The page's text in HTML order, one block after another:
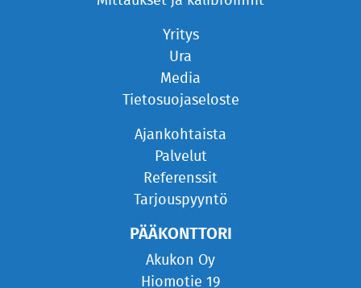
Yritys
Ura
Media
Tietosuojaseloste
Ajankohtaista
Palvelut
Referenssit
Tarjouspyyntö
PÄÄKONTTORI
Akukon Oy
Hiomotie 19